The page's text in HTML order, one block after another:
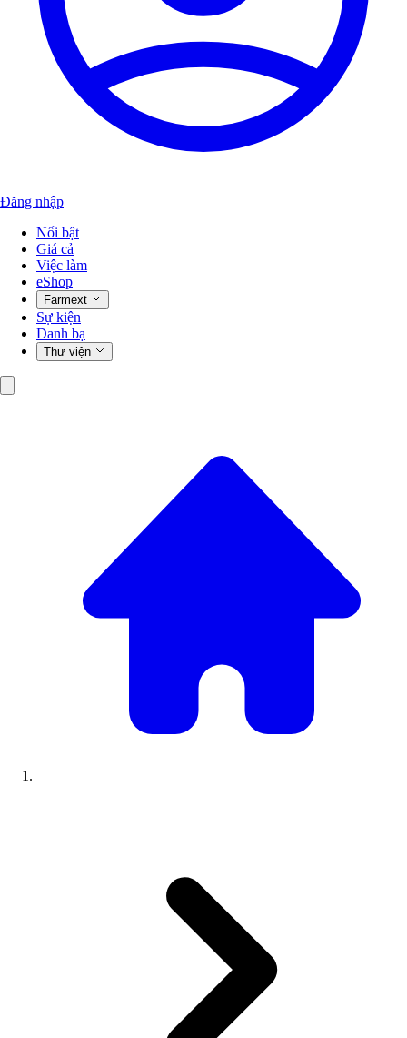
Đăng nhập
Nổi bật
Giá cả
Việc làm
eShop
Farmext
Sự kiện
Danh bạ
Thư viện